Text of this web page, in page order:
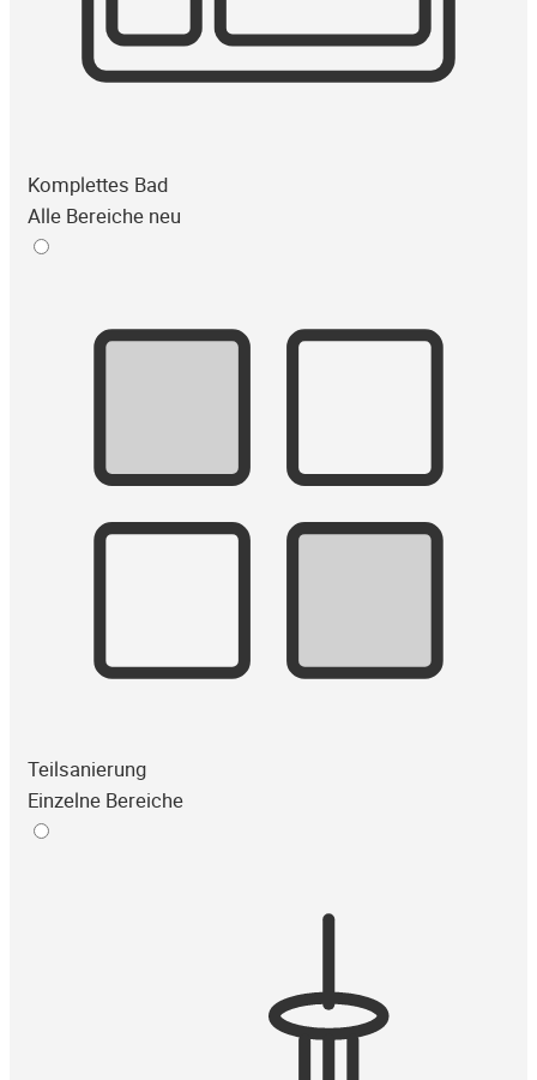
Komplettes Bad
Alle Bereiche neu
Teilsanierung
Einzelne Bereiche